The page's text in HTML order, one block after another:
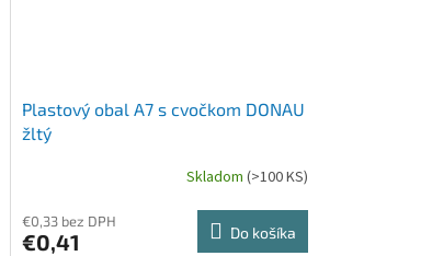
Plastový obal A7 s cvočkom DONAU
žltý
Skladom (>100 KS)
€0,33 bez DPH
€0,41 Do košíka